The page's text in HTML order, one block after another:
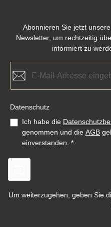
Abonnieren Sie jetzt
Newsletter, um rechtzeitig
informiert zu
Datenschutz
Ich habe die
genommen und die AGB
einverstanden. *
Um weiterzugehen, geben Sie